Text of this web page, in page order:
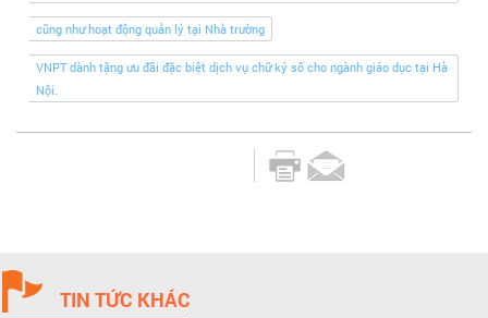
cũng như hoạt động quản lý tại Nhà trường
VNPT dành tặng ưu đãi đặc biệt dịch vụ chữ ký số cho ngành giáo dục tại Hà
Nội.
TIN TỨC KHÁC